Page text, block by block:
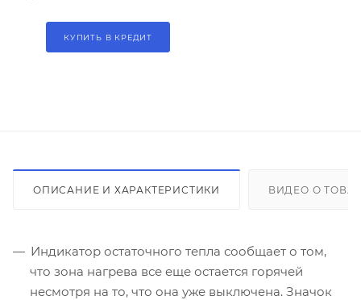
КУПИТЬ В КРЕДИТ
ОПИСАНИЕ И ХАРАКТЕРИСТИКИ ВИДЕО О
Индикатор остаточного тепла сообщает о том,
что зона нагрева все еще остается горячей
несмотря на то, что она уже выключена. Значок